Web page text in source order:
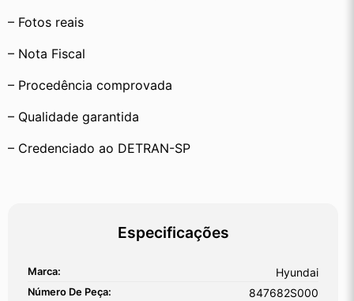
– Fotos reais
– Nota Fiscal
– Procedência comprovada
– Qualidade garantida
– Credenciado ao DETRAN-SP
Especificações
Marca: Hyundai
Número De Peça: 847682S000